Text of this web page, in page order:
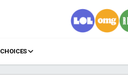
CHOICES